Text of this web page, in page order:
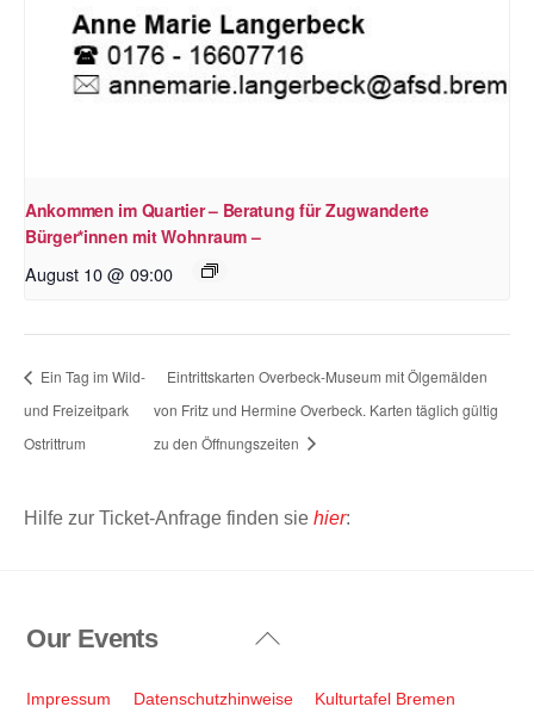
Ankommen im Quartier – Beratung für Zugwanderte
Bürger*innen mit Wohnraum –
August 10 @ 09:00
Ein Tag im Wild-
und Freizeitpark
Ostrittrum
Eintrittskarten Overbeck-Museum mit Ölgemälden
von Fritz und Hermine Overbeck. Karten täglich gültig
zu den Öffnungszeiten
Hilfe zur Ticket-Anfrage finden sie hier:
Back
Top
Our Events
Impressum Datenschutzhinweise Kulturtafel Bremen